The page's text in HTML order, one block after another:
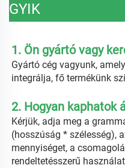
GYIK
1. Ön gyártó vagy
Gyártó cég vagyunk,
integrálja, fő termékünk
2. Hogyan kaphatok
Kérjük, adja meg a
(hosszúság * szélesség),
mennyiséget, a
rendeltetésszerű